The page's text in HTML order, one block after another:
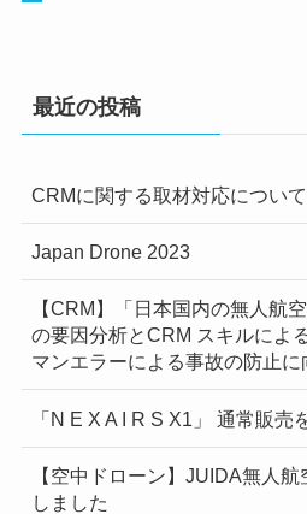
最近の投稿
CRMに関する取材対応について
Japan Drone 2023
【CRM】「日本国内の無人航
の要因分析とCRM スキルによ
マンエラーによる事故の防止に
「N E X A I R S X1」 通常販売
【空中ドローン】JUIDA無人
しました